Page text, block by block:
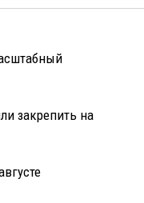
закрепить на